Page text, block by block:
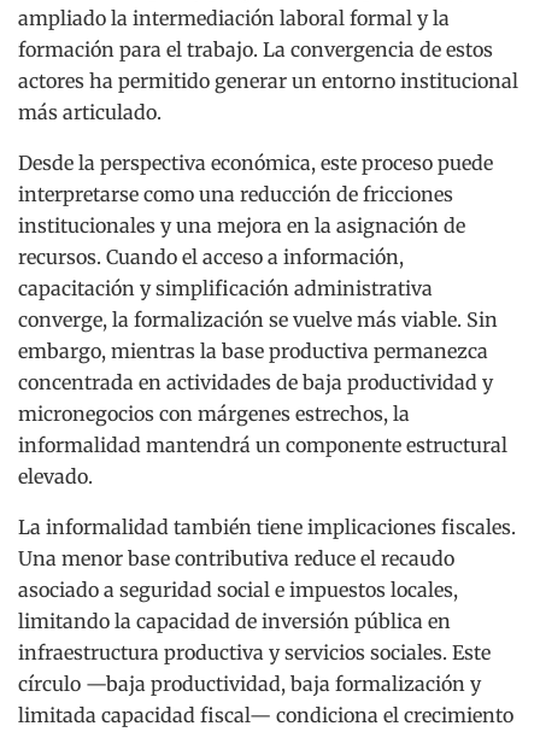
ampliado la intermediación laboral formal y la
formación para el trabajo. La convergencia de estos
actores ha permitido generar un entorno institucional
más articulado.
Desde la perspectiva económica, este proceso puede
interpretarse como una reducción de fricciones
institucionales y una mejora en la asignación de
recursos. Cuando el acceso a información,
capacitación y simplificación administrativa
converge, la formalización se vuelve más viable. Sin
embargo, mientras la base productiva permanezca
concentrada en actividades de baja productividad y
micronegocios con márgenes estrechos, la
informalidad mantendrá un componente estructural
elevado.
La informalidad también tiene implicaciones fiscales.
Una menor base contributiva reduce el recaudo
asociado a seguridad social e impuestos locales,
limitando la capacidad de inversión pública en
infraestructura productiva y servicios sociales. Este
círculo —baja productividad, baja formalización y
limitada capacidad fiscal— condiciona el crecimiento